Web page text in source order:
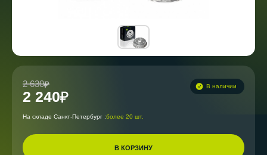
2 630
2 240
В наличии
На складе Санкт-Петербург :более 20 шт.
В КОРЗИНУ